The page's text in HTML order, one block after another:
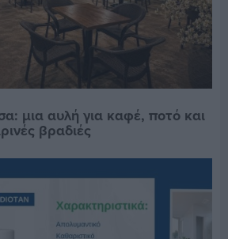
μια αυλή για καφέ, ποτό και
βραδιές